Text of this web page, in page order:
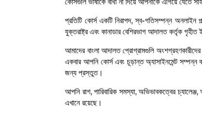
প্রতিটি কোর্স একটি নিরাপদ, স্ব-গতিসম্পন্ন অনলাইন
যুক্তরাষ্ট্র এবং কানাডার বেশিরভাগ আদালত কর্তৃক গৃহীত
আমাদের বাংলা আদালত প্রোগ্রামগুলি
একবার আপনি কোর্স এবং চূড়ান্ত অ্যাসাইনমেন্ট সম্পন্ন
জন্য প্রস্তুত।
আপনি রাগ, পারিবারিক সমস্যা, অভিভাবকত্বের
এখানে রয়েছে।